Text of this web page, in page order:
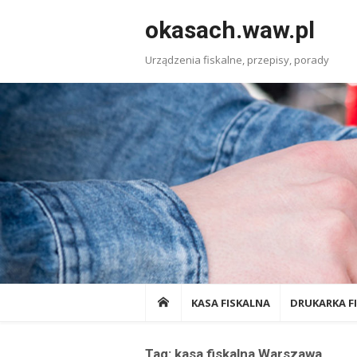
okasach.waw.pl
Urządzenia fiskalne, przepisy, porady
KASA FISKALNA DRUKARKA
Tag: kasa fiskalna Warszawa